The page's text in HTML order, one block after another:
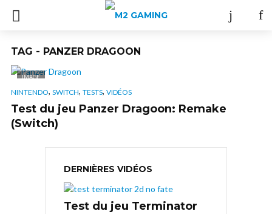
TAG - PANZER DRAGOON
IMAGE
NINTENDO, SWITCH, TESTS, VIDÉOS
Test du jeu Panzer Dragoon: Remake
(Switch)
DERNIÈRES VIDÉOS
Test du jeu Terminator